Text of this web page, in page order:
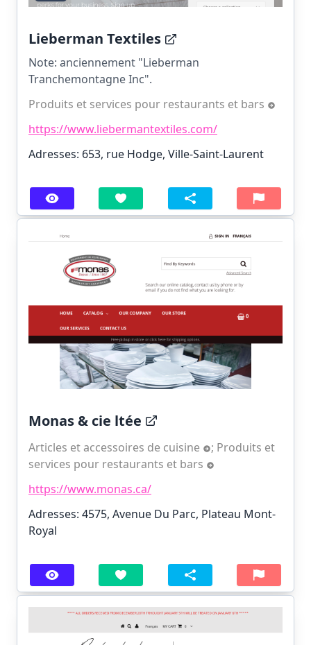
Lieberman Textiles
Note: anciennement "Lieberman
Tranchemontagne Inc".
Produits et services pour restaurants et bars
https://www.liebermantextiles.com/
Adresses: 653, rue Hodge, Ville-Saint-Laurent
Monas & cie ltée
Articles et accessoires de cuisine ; Produits et
services pour restaurants et bars
https://www.monas.ca/
Adresses: 4575, Avenue Du Parc, Plateau Mont-
Royal